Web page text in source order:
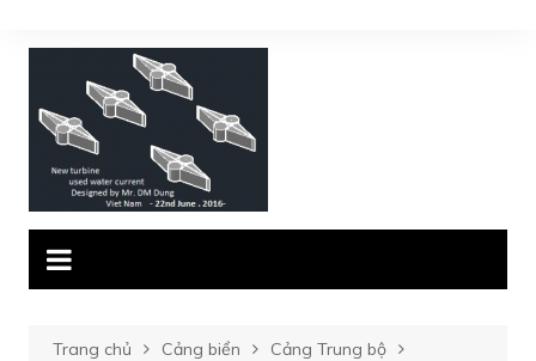
đến
Trang chủ Cảng biển
Cảng Trung bộ